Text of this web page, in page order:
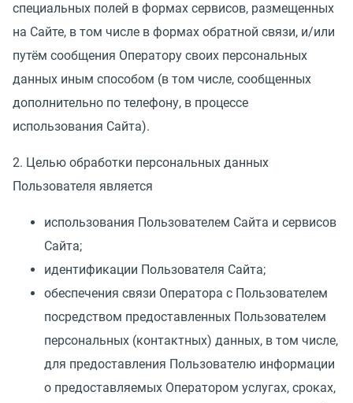
специальных полей в формах сервисов, размещенных
на Сайте, в том числе в формах обратной связи, и/или
путём сообщения Оператору своих персональных
данных иным способом (в том числе, сообщенных
дополнительно по телефону, в процессе
использования Сайта).
2. Целью обработки персональных данных
Пользователя является
использования Пользователем Сайта и сервисов
Сайта;
идентификации Пользователя Сайта;
обеспечения связи Оператора с Пользователем
посредством предоставленных Пользователем
персональных (контактных) данных, в том числе,
для предоставления Пользователю информации
о предоставляемых Оператором услугах, сроках,